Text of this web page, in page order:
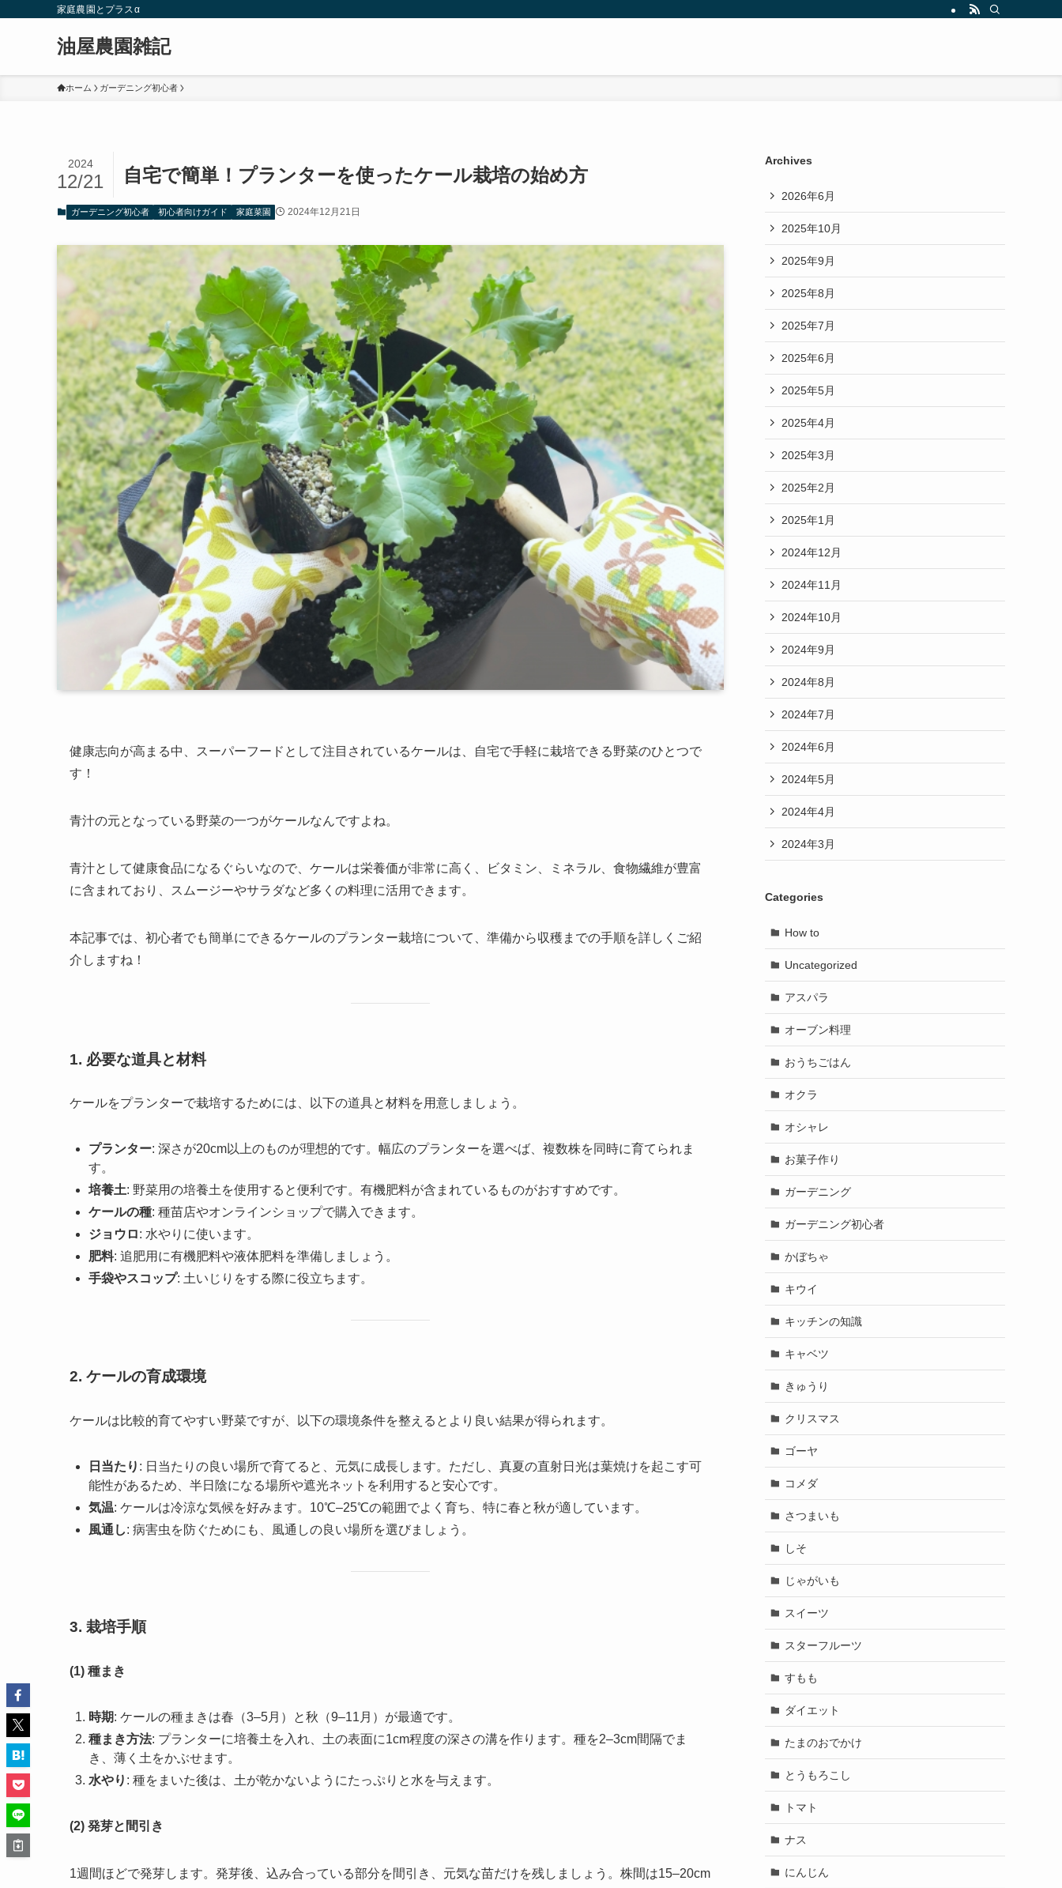
家庭農園とプラスα
油屋農園雑記
ホーム ガーデニング初心者
自宅で簡単！プランターを使ったケール栽培の始め方
2024
12/21
ガーデニング初心者 初心者向けガイド 家庭菜園 2024年12月21日
健康志向が高まる中、スーパーフードとして注目されているケールは、自宅で手軽に栽培できる野菜のひとつで
す！
青汁の元となっている野菜の一つがケールなんですよね。
青汁として健康食品になるぐらいなので、ケールは栄養価が非常に高く、ビタミン、ミネラル、食物繊維が豊富
に含まれており、スムージーやサラダなど多くの料理に活用できます。
本記事では、初心者でも簡単にできるケールのプランター栽培について、準備から収穫までの手順を詳しくご紹
介しますね！
1. 必要な道具と材料
ケールをプランターで栽培するためには、以下の道具と材料を用意しましょう。
プランター: 深さが20cm以上のものが理想的です。幅広のプランターを選べば、複数株を同時に育てられま
す。
培養土: 野菜用の培養土を使用すると便利です。有機肥料が含まれているものがおすすめです。
ケールの種: 種苗店やオンラインショップで購入できます。
ジョウロ: 水やりに使います。
肥料: 追肥用に有機肥料や液体肥料を準備しましょう。
手袋やスコップ: 土いじりをする際に役立ちます。
2. ケールの育成環境
ケールは比較的育てやすい野菜ですが、以下の環境条件を整えるとより良い結果が得られます。
日当たり : 日当たりの良い場所で育てると、元気に成長します。ただし、真夏の直射日光は葉焼けを起こす可
能性があるため、半日陰になる場所や遮光ネットを利用すると安心です。
気温: ケールは冷涼な気候を好みます。10℃–25℃の範囲でよく育ち、特に春と秋が適しています。
風通し: 病害虫を防ぐためにも、風通しの良い場所を選びましょう。
3. 栽培手順
(1) 種まき
時期: ケールの種まきは春（3–5月）と秋（9–11月）が最適です。
種まき方法: プランターに培養土を入れ、土の表面に1cm程度の深さの溝を作ります。種を2–3cm間隔でま
き、薄く土をかぶせます。
水やり : 種をまいた後は、土が乾かないようにたっぷりと水を与えます。
(2) 発芽と間引き
1週間ほどで発芽します。発芽後、込み合っている部分を間引き、元気な苗だけを残しましょう。株間は15–20cm
Archives
2026年6月
2025年10月
2025年9月
2025年8月
2025年7月
2025年6月
2025年5月
2025年4月
2025年3月
2025年2月
2025年1月
2024年12月
2024年11月
2024年10月
2024年9月
2024年8月
2024年7月
2024年6月
2024年5月
2024年4月
2024年3月
Categories
How to
Uncategorized
アスパラ
オーブン料理
おうちごはん
オクラ
オシャレ
お菓子作り
ガーデニング
ガーデニング初心者
かぼちゃ
キウイ
キッチンの知識
キャベツ
きゅうり
クリスマス
ゴーヤ
コメダ
さつまいも
しそ
じゃがいも
スイーツ
スターフルーツ
すもも
ダイエット
たまのおでかけ
とうもろこし
トマト
ナス
にんじん